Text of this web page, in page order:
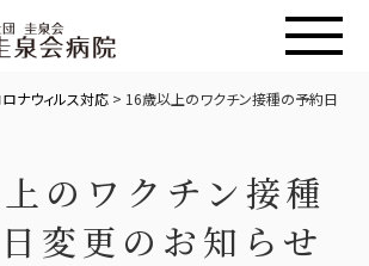
ナウィルス対応 > 16歳以上のワクチン接種の予約日
のワクチン接種
変更のお知らせ